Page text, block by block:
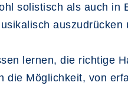
solistisch als auch in
auszudrücken
lernen, die richtige
die Möglichkeit, von